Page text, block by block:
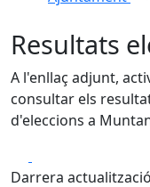
Resultats
A l'enllaç adjunt,
consultar els
d'eleccions a
Darrera